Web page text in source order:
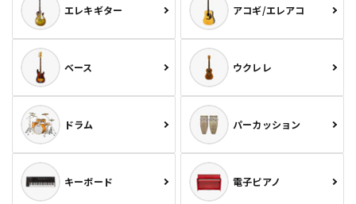
エレキギター アコギ/エレアコ
ベース ウクレレ
ドラム パーカッション
キーボード 電子ピアノ